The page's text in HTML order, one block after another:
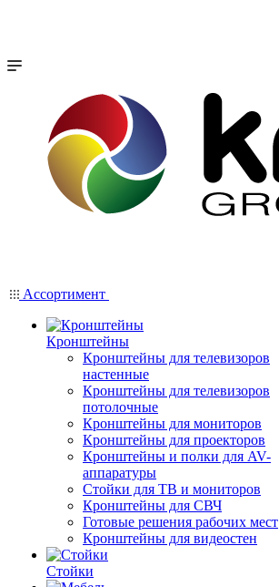
Ассортимент
Кронштейны
Кронштейны для телевизоров
настенные
Кронштейны для телевизоров
потолочные
Кронштейны для мониторов
Кронштейны для проекторов
Кронштейны и полки для AV-
аппаратуры
Стойки для ТВ и мониторов
Кронштейны для СВЧ
Готовые решения рабочих мест
Кронштейны для видеостен
Стойки